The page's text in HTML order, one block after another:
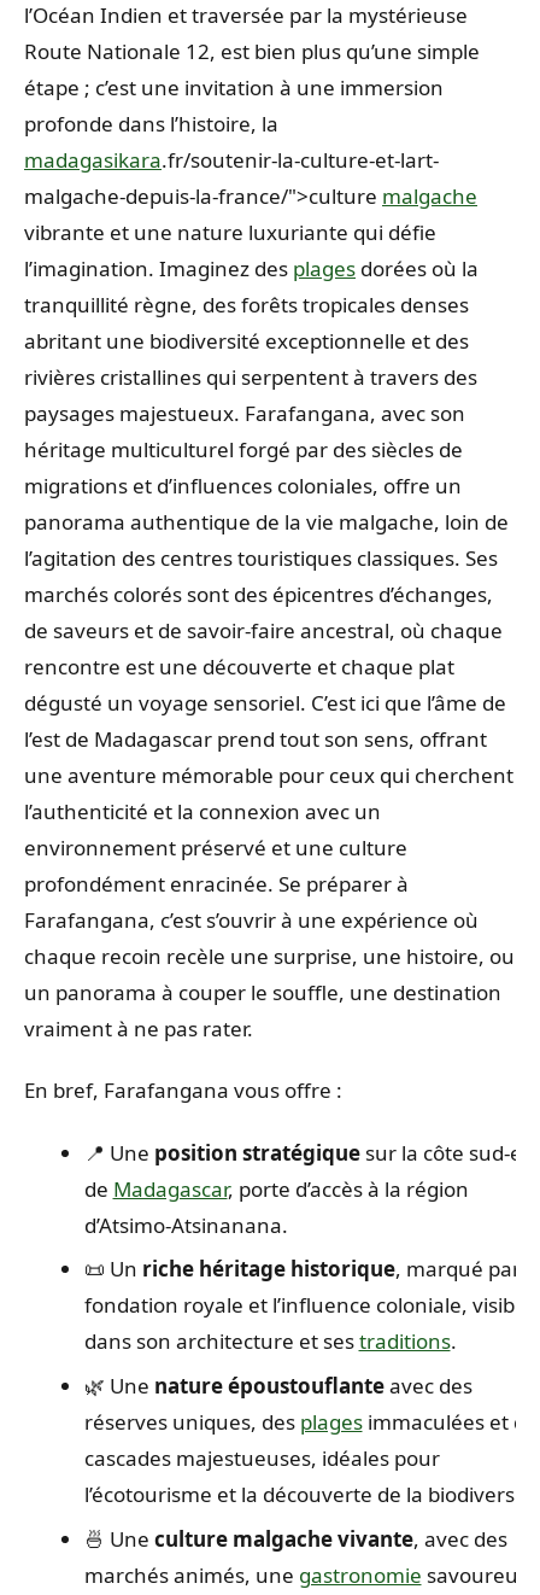
l’Océan Indien et traversée par la mystérieuse
Route Nationale 12, est bien plus qu’une simple
étape ; c’est une invitation à une immersion
profonde dans l’histoire, la
madagasikara.fr/soutenir-la-culture-et-lart-
malgache-depuis-la-france/">culture malgache
vibrante et une nature luxuriante qui défie
l’imagination. Imaginez des plages dorées où la
tranquillité règne, des forêts tropicales denses
abritant une biodiversité exceptionnelle et des
rivières cristallines qui serpentent à travers des
paysages majestueux. Farafangana, avec son
héritage multiculturel forgé par des siècles de
migrations et d’influences coloniales, offre un
panorama authentique de la vie malgache, loin de
l’agitation des centres touristiques classiques. Ses
marchés colorés sont des épicentres d’échanges,
de saveurs et de savoir-faire ancestral, où chaque
rencontre est une découverte et chaque plat
dégusté un voyage sensoriel. C’est ici que l’âme de
l’est de Madagascar prend tout son sens, offrant
une aventure mémorable pour ceux qui cherchent
l’authenticité et la connexion avec un
environnement préservé et une culture
profondément enracinée. Se préparer à
Farafangana, c’est s’ouvrir à une expérience où
chaque recoin recèle une surprise, une histoire, ou
un panorama à couper le souffle, une destination
vraiment à ne pas rater.
En bref, Farafangana vous offre :
📍 Une position stratégiquesur la côte sud-est
de Madagascar, porte d’accès à la région
d’Atsimo-Atsinanana.
📜 Un riche héritage historique, marqué par
fondation royale et l’influence coloniale, visible
dans son architecture et sestraditions.
🌿 Une nature époustouflanteavec des
réserves uniques, des plagesimmaculées et
cascades majestueuses, idéales pour
l’écotourisme et la découverte de la
🍜 Une culture malgache vivante, avec des
marchés animés, une gastronomie savoureuse